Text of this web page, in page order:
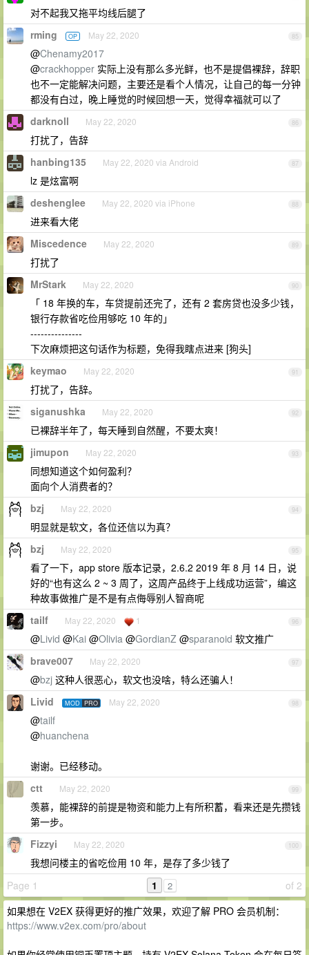
对不起我又拖平均线后腿了
85
rming OP May 22, 2020
@Chenamy2017
@crackhopper 实际上没有那么多光鲜，也不是提倡裸辞，辞职
也不一定能解决问题，主要还是看个人情况，让自己的每一分钟
都没有白过，晚上睡觉的时候回想一天，觉得幸福就可以了
86
darknoll May 22, 2020
打扰了，告辞
87
hanbing135 May 22, 2020 via Android
lz 是炫富啊
88
deshenglee May 22, 2020 via iPhone
进来看大佬
89
Miscedence May 22, 2020
打扰了
90
MrStark May 22, 2020
「 18 年换的车，车贷提前还完了，还有 2 套房贷也没多少钱，
银行存款省吃俭用够吃 10 年的」
---------------
下次麻烦把这句话作为标题，免得我瞎点进来 [狗头]
91
keymao May 22, 2020
打扰了，告辞。
92
siganushka May 22, 2020
已裸辞半年了，每天睡到自然醒，不要太爽！
93
jimupon May 22, 2020
同想知道这个如何盈利？
面向个人消费者的？
94
bzj May 22, 2020
明显就是软文，各位还信以为真？
95
bzj May 22, 2020
看了一下，app store 版本记录，2.6.2 2019 年 8 月 14 日，说
好的“也有这么 2 ~ 3 周了，这周产品终于上线成功运营”，编这
种故事做推广是不是有点侮辱别人智商呢
96
tailf May 22, 2020 1
@Livid @Kai @Olivia @GordianZ @sparanoid 软文推广
97
brave007 May 22, 2020
@bzj 这种人很恶心，软文也没啥，特么还骗人！
98
Livid MOD PRO May 22, 2020
@tailf
@huanchena
谢谢。已经移动。
99
ctt May 22, 2020
羡慕，能裸辞的前提是物资和能力上有所积蓄，看来还是先攒钱
第一步。
100
Fizzyi May 22, 2020
我想问楼主的省吃俭用 10 年，是存了多少钱了
Page 1
of 2
1 2
如果想在 V2EX 获得更好的推广效果，欢迎了解 PRO 会员机制：
https://www.v2ex.com/pro/about